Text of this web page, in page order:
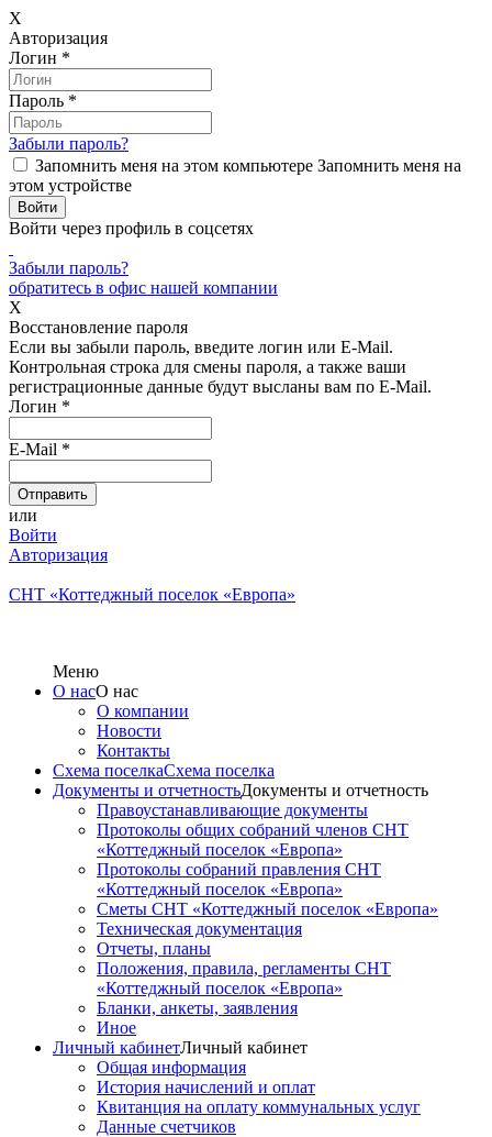
X
Авторизация
Логин *
Пароль *
Забыли пароль?
Запомнить меня на этом компьютере Запомнить меня на
этом устройстве
Войти через профиль в соцсетях
Забыли пароль?
обратитесь в офис нашей компании
X
Восстановление пароля
Если вы забыли пароль, введите логин или E-Mail.
Контрольная строка для смены пароля, а также ваши
регистрационные данные будут высланы вам по E-Mail.
Логин *
E-Mail *
или
Войти
Авторизация
СНТ «Коттеджный поселок «Европа»
Меню
О насО нас
О компании
Новости
Контакты
Схема поселкаСхема поселка
Документы и отчетностьДокументы и отчетность
Правоустанавливающие документы
Протоколы общих собраний членов СНТ
«Коттеджный поселок «Европа»
Протоколы собраний правления СНТ
«Коттеджный поселок «Европа»
Сметы СНТ «Коттеджный поселок «Европа»
Техническая документация
Отчеты, планы
Положения, правила, регламенты СНТ
«Коттеджный поселок «Европа»
Бланки, анкеты, заявления
Иное
Личный кабинетЛичный кабинет
Общая информация
История начислений и оплат
Квитанция на оплату коммунальных услуг
Данные счетчиков